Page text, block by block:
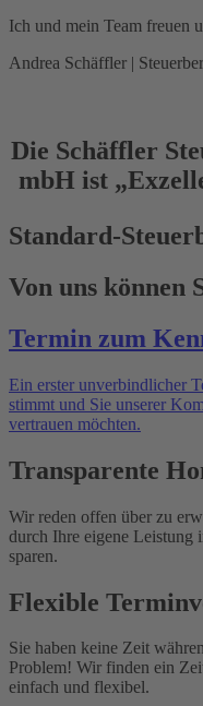
Ich und mein Team freuen
Andrea Schäffler |
Die Schäffler
mbH ist
Standard-
Von uns können
Termin zum
Ein erster unverbindlicher
stimmt und Sie unserer
vertrauen möchten.
Transparente
Wir reden offen über zu
durch Ihre eigene Leistung
sparen.
Flexible
Sie haben keine Zeit
Problem! Wir finden ein
einfach und flexibel.